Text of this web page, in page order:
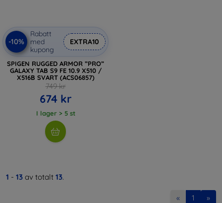
-10%
Rabatt
med
kupong
EXTRA10
SPIGEN RUGGED ARMOR ”PRO”
GALAXY TAB S9 FE 10.9 X510 /
X516B SVART (ACS06857)
749 kr
674 kr
I lager > 5 st
1 - 13 av totalt 13.
« 1 »